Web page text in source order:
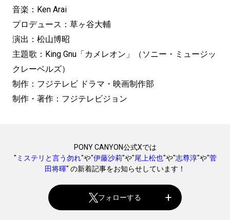
音楽：Ken Arai
プロデュース：草ヶ谷大輔
演出：松山博昭
主題歌：King Gnu「カメレオン」（ソニー・ミュージッ
クレーベルズ）
制作：フジテレビ ドラマ・映画制作部
制作・著作：フジテレビジョン
PONY CANYON公式Xでは
" ミステリと言う勿れ"や"伊藤沙莉"や"尾上松也"や"志尊淳"や"菅
田将暉" の新着記事をお知らせしています！
フォローする